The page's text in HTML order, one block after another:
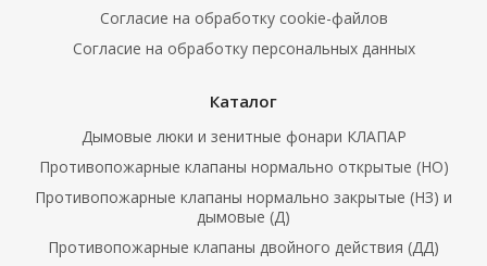
Согласие на обработку cookie-файлов
Согласие на обработку персональных данных
Каталог
Дымовые люки и зенитные фонари КЛАПАР
Противопожарные клапаны нормально открытые (НО)
Противопожарные клапаны нормально закрытые (НЗ) и
дымовые (Д)
Противопожарные клапаны двойного действия (ДД)